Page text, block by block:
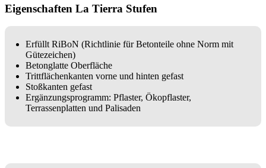
Eigenschaften La Tierra Stufen
Erfüllt RiBoN (Richtlinie für Betonteile ohne Norm mit
Gütezeichen)
Betonglatte Oberfläche
Trittflächenkanten vorne und hinten gefast
Stoßkanten gefast
Ergänzungsprogramm: Pflaster, Ökopflaster,
Terrassenplatten und Palisaden